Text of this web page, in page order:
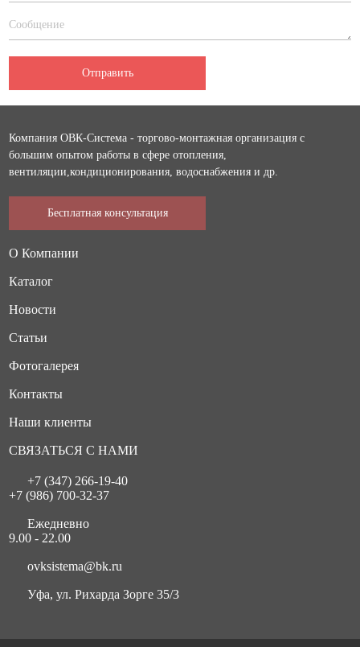
Отправить
Компания ОВК-Система - торгово-монтажная организация с
большим опытом работы в сфере отопления,
вентиляции,кондиционирования, водоснабжения и др.
Бесплатная консультация
О Компании
Каталог
Новости
Статьи
Фотогалерея
Контакты
Наши клиенты
СВЯЗАТЬСЯ С НАМИ
+7 (347) 266-19-40
+7 (986) 700-32-37
Ежедневно
9.00 - 22.00
ovksistema@bk.ru
Уфа, ул. Рихарда Зорге 35/3